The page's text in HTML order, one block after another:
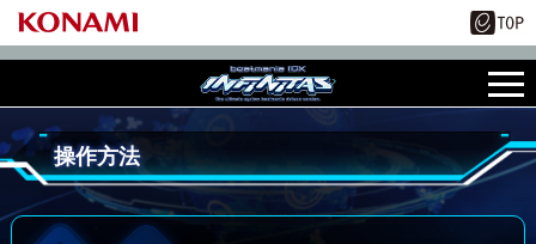
操作方法